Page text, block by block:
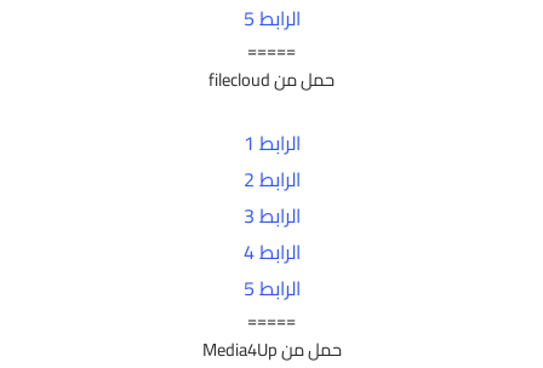
الرابط 5
=====
حمل من filecloud
الرابط 1
الرابط 2
الرابط 3
الرابط 4
الرابط 5
=====
حمل من Media4Up